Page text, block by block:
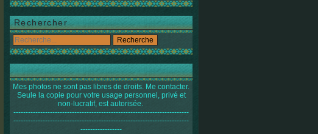
Rechercher
Mes photos ne sont pas libres de droits. Me contacter.
Seule la copie pour votre usage personnel, privé et
non-lucratif, est autorisée.
------------------------------------------------------------------------
------------------------------------------------------------------------
-----------------